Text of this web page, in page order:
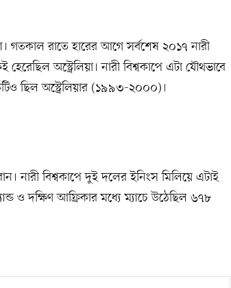
গতকাল রাতে হারের আগে সর্বশেষ ২০১৭ নারী
অস্ট্রেলিয়া। নারী বিশ্বকাপে এটা যৌথভাবে
ছিল অস্ট্রেলিয়ার (১৯৯৩-২০০০)।
নারী বিশ্বকাপে দুই দলের ইনিংস মিলিয়ে এটাই
ও দক্ষিণ আফ্রিকার মধ্যে ম্যাচে উঠেছিল ৬৭৮